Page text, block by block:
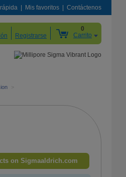
Mis favoritos Contáctenos
Registrarse
0
Carrito
>
on Sigmaaldrich.com